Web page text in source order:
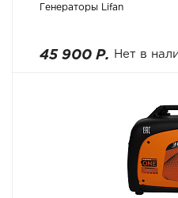
Генераторы Lifan
45 900 Р. Нет в